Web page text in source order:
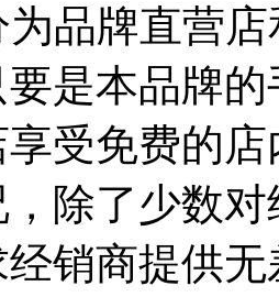
品牌直营店
要是本品牌
受免费的
，除了少数
销商提供